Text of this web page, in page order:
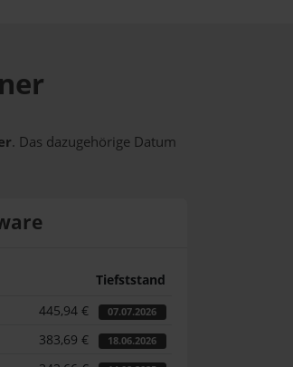
. Das dazugehörige Datum
Tiefststand
445,94 € 07.07.2026
383,69 € 18.06.2026